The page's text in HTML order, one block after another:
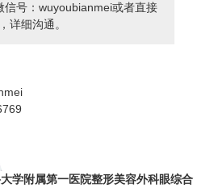
信号：wuyoubianmei或者直接
详细沟通。
学附属第一医院整形美容外科眼综合